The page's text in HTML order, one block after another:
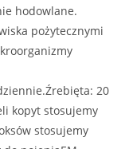
hodowlane.
pożytecznymi
20
kopyt stosujemy
stosujemy